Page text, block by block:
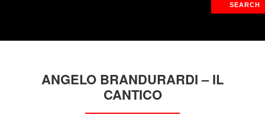
ANGELO BRANDURARDI – IL
CANTICO